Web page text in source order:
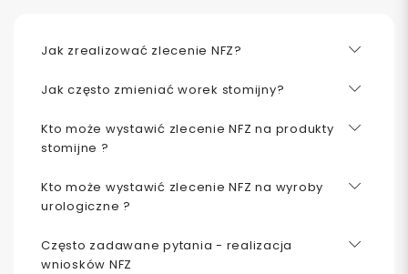
Jak zrealizować zlecenie NFZ?
Jak często zmieniać worek stomijny?
Kto może wystawić zlecenie NFZ na produkty
stomijne ?
Kto może wystawić zlecenie NFZ na wyroby
urologiczne ?
Często zadawane pytania - realizacja
wniosków NFZ